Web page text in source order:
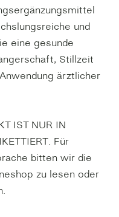
und
eine gesunde
Stillzeit
ärztlicher
IST NUR IN
Für
bitten wir die
zu lesen oder